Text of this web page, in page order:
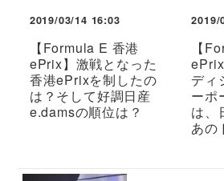
2019/03/14 16:03
【Formula E 香港
ePrix】激戦となった
香港ePrixを制したの
は？そして好調日産
e.damsの順位は？
2019/
【
ディ
ーポ
は、
あの